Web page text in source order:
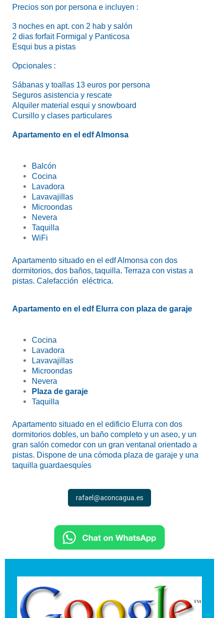
Precios son por persona e incluyen :
3 noches en apt. con 2 hab y salón
2 dias forfait Formigal y Panticosa
Esqui bus a pistas
Opcionales :
Sábanas y toallas 13 euros por persona
Seguros asistencia y rescate
Alquiler material esqui y snowboard
Cursillo y clases particulares
Apartamento en el edf Almonsa
Balcón
Cocina
Lavadora
Lavavajillas
Microondas
Nevera
Taquilla
WiFi
Apartamento situado en el edf Almonsa con dos
dormitorios, dos baños, taquilla. Terraza con vistas a
pistas. Calefacción eléctrica.
Apartamento en el edf Elurra con plaza de garaje
Cocina
Lavadora
Lavavajillas
Microondas
Nevera
Plaza de garaje
Taquilla
Apartamento situado en el edificio Elurra con dos
dormitorios dobles, un baño completo y un aseo, y un
gran salón comedor con un gran ventanal orientado a
pistas. Dispone de una cómoda plaza de garaje y una
taquilla guardaesquíes
rafael@aconcagua.es